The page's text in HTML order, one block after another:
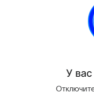
погребе. Сушка на
этим пренебрегать
У